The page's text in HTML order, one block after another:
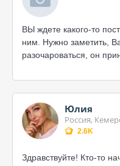
ВЫ ждете какого-то
ним. Нужно заметить,
разочароваться, он
Юлия
Россия,
2.6K
Здравствуйте! Кто-то